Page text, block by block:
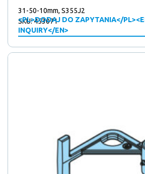
31-50-10mm, S355J2
<PL>DODAJ DO ZAPYTANIA</
INQUIRY</EN>
SKU: 453071